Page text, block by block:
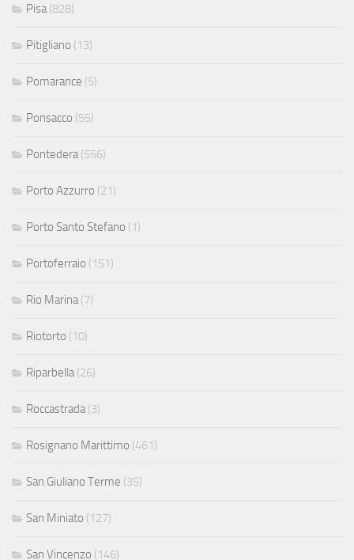
Pisa (828)
Pitigliano (13)
Pomarance (5)
Ponsacco (55)
Pontedera (556)
Porto Azzurro (21)
Porto Santo Stefano (1)
Portoferraio (151)
Rio Marina (7)
Riotorto (10)
Riparbella (26)
Roccastrada (3)
Rosignano Marittimo (461)
San Giuliano Terme (35)
San Miniato (127)
San Vincenzo (146)